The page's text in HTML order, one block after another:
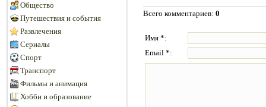
Общество
Путешествия и события
Развлечения
Сериалы
Спорт
Транспорт
Фильмы и анимация
Хобби и образование
Всего комментариев: 0
Имя *:
Email *: